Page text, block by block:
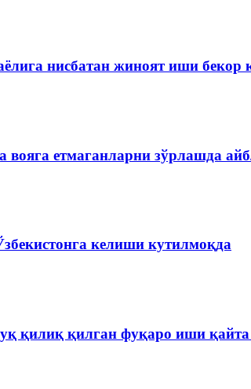
нисбатан жиноят иши бекор
етмаганларни зўрлашда
келиши кутилмоқда
қилиқ қилган фуқаро иши